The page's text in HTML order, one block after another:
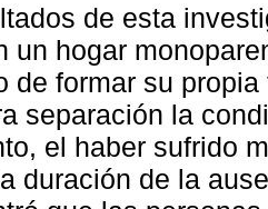
de esta
un hogar
de formar su
separación la
el haber sufrido
duración de la